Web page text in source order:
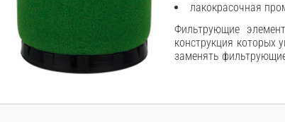
лакокрасочная
Фильтрующие
конструкция которых
заменять